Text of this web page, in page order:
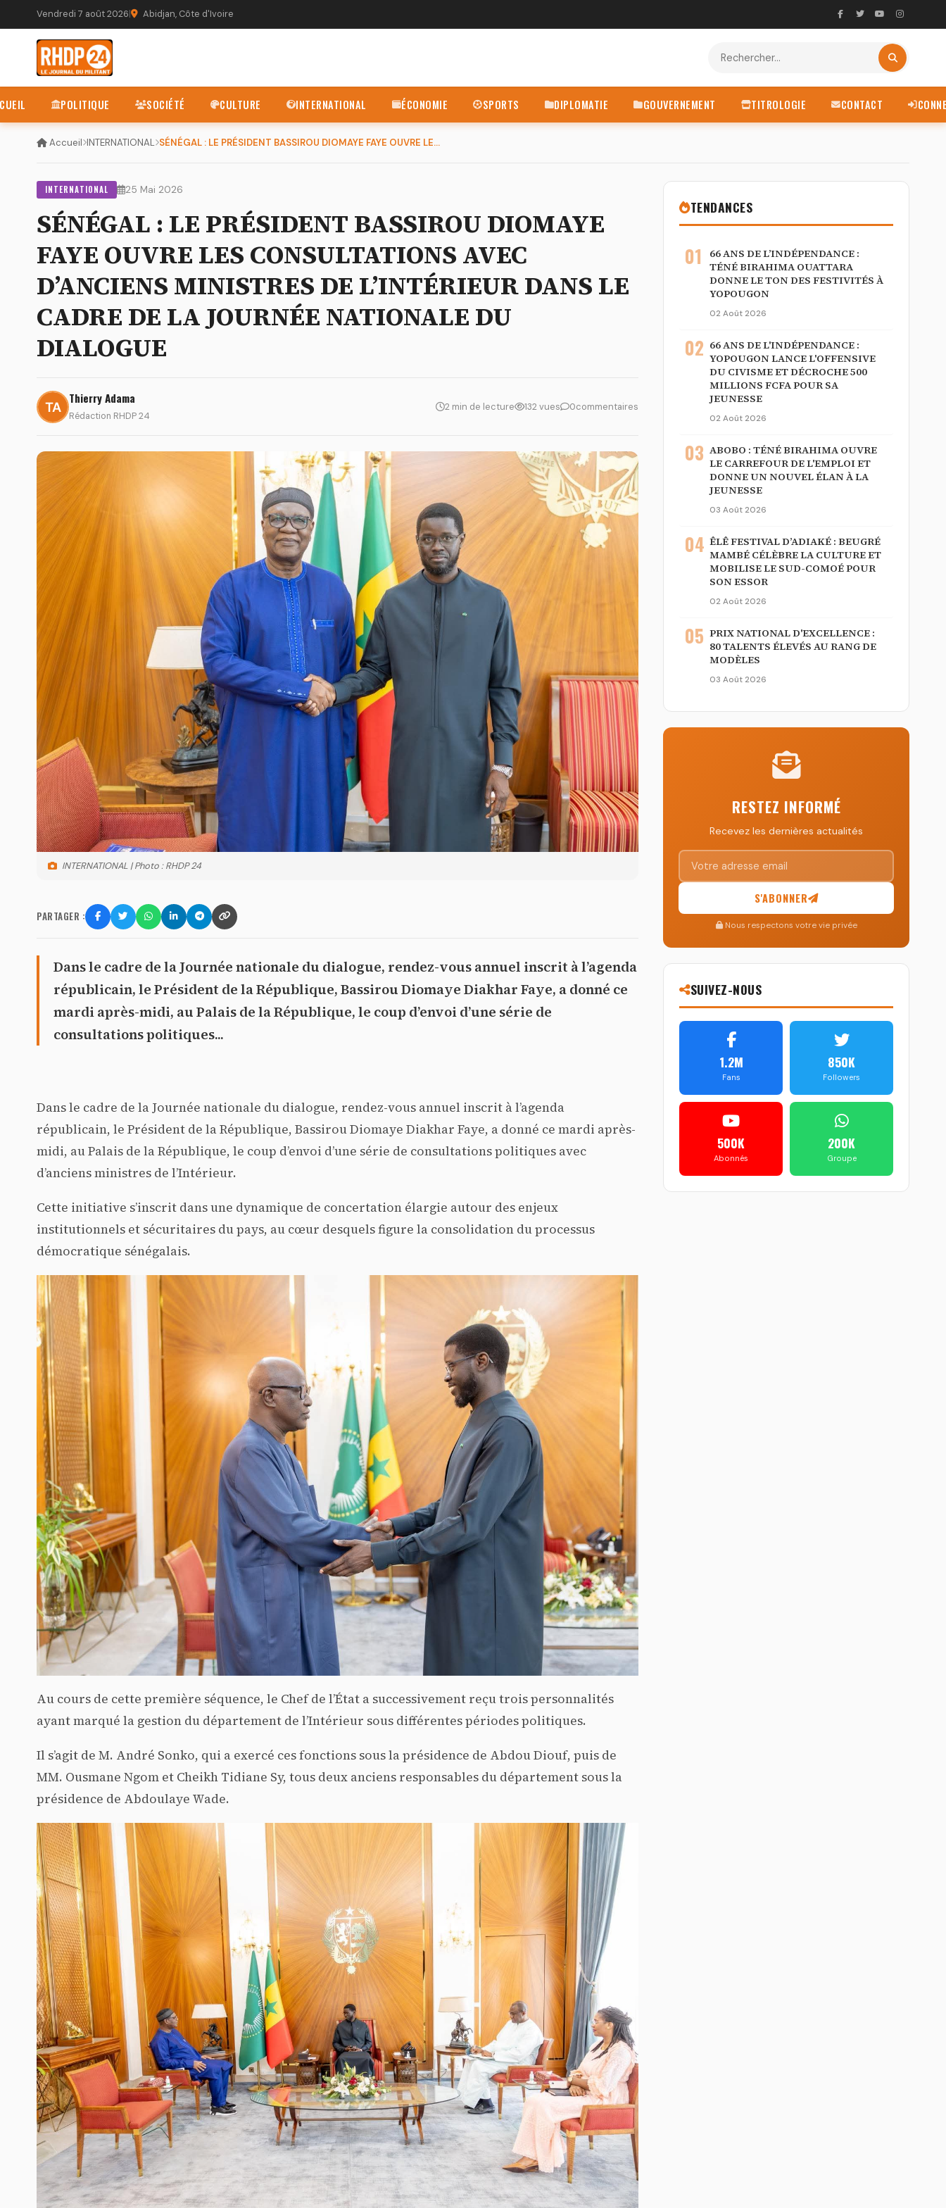
Vendredi 7 août 2026| Abidjan, Côte d'Ivoire
POLITIQUE SOCIÉTÉ CULTURE INTERNATIONAL ÉCONOMIE SPORTS DIPLOMATIE GOUVERNEMENT TITROLOGIE CONTACT
Accueil INTERNATIONAL SÉNÉGAL : LE PRÉSIDENT BASSIROU DIOMAYE FAYE OUVRE LES CONSU...
INTERNATIONAL 25 Mai 2026
SÉNÉGAL : LE PRÉSIDENT BASSIROU DIOMAYE
FAYE OUVRE LES CONSULTATIONS AVEC
D’ANCIENS MINISTRES DE L’INTÉRIEUR DANS LE
CADRE DE LA JOURNÉE NATIONALE DU
DIALOGUE
Thierry Adama
Rédaction RHDP 24
2 min de lecture 132 vues 0commentaires
INTERNATIONAL | Photo : RHDP 24
PARTAGER :
Dans le cadre de la Journée nationale du dialogue, rendez-vous annuel inscrit à l’agenda
républicain, le Président de la République, Bassirou Diomaye Diakhar Faye, a donné ce
mardi après-midi, au Palais de la République, le coup d’envoi d’une série de
consultations politiques...
Dans le cadre de la Journée nationale du dialogue, rendez-vous annuel inscrit à l’agenda
républicain, le Président de la République, Bassirou Diomaye Diakhar Faye, a donné ce mardi après-
midi, au Palais de la République, le coup d’envoi d’une série de consultations politiques avec
d’anciens ministres de l’Intérieur.
Cette initiative s’inscrit dans une dynamique de concertation élargie autour des enjeux
institutionnels et sécuritaires du pays, au cœur desquels figure la consolidation du processus
démocratique sénégalais.
Au cours de cette première séquence, le Chef de l’État a successivement reçu trois personnalités
ayant marqué la gestion du département de l’Intérieur sous différentes périodes politiques.
Il s’agit de M. André Sonko, qui a exercé ces fonctions sous la présidence de Abdou Diouf, puis de
MM. Ousmane Ngom et Cheikh Tidiane Sy, tous deux anciens responsables du département sous la
présidence de Abdoulaye Wade.
TENDANCES
01
66 ANS DE L’INDÉPENDANCE :
TÉNÉ BIRAHIMA OUATTARA
DONNE LE TON DES FESTIVITÉS À
YOPOUGON
02 Août 2026
02 66 ANS DE L'INDÉPENDANCE :
YOPOUGON LANCE L'OFFENSIVE
DU CIVISME ET DÉCROCHE 500
MILLIONS FCFA POUR SA
JEUNESSE
02 Août 2026
03 ABOBO : TÉNÉ BIRAHIMA OUVRE
LE CARREFOUR DE L'EMPLOI ET
DONNE UN NOUVEL ÉLAN À LA
JEUNESSE
03 Août 2026
04 ÊLÊ FESTIVAL D’ADIAKÉ : BEUGRÉ
MAMBÉ CÉLÈBRE LA CULTURE ET
MOBILISE LE SUD-COMOÉ POUR
SON ESSOR
02 Août 2026
05 PRIX NATIONAL D'EXCELLENCE :
80 TALENTS ÉLEVÉS AU RANG DE
MODÈLES
03 Août 2026
RESTEZ INFORMÉ
Recevez les dernières actualités
S'ABONNER
Nous respectons votre vie privée
SUIVEZ-NOUS
1.2M
Fans
850K
Followers
500K
Abonnés
200K
Groupe